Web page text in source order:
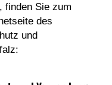
finden Sie zum
des
und